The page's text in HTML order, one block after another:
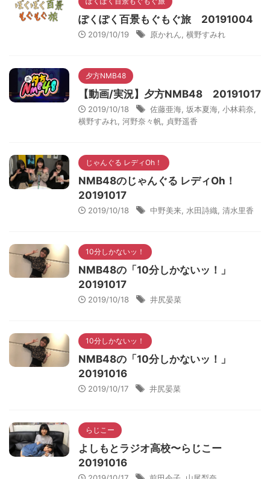
ぽくぽく百景もぐもぐ旅 20191004
2019/10/19 原かれん 横野すみれ
夕方NMB48
【動画/実況】夕方NMB48 20191017
2019/10/18 佐藤亜海 坂本夏海 小林莉奈
横野すみれ 河野奈々帆 貞野遥香
じゃんぐる レディOh！
NMB48のじゃんぐる レディOh！
20191017
2019/10/18 中野美来 水田詩織 清水里香
10分しかないッ！
NMB48の「10分しかないッ！」
20191017
2019/10/18 井尻晏菜
10分しかないッ！
NMB48の「10分しかないッ！」
20191016
2019/10/17 井尻晏菜
らじこー
よしもとラジオ高校〜らじこー
20191016